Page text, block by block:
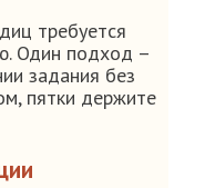
требуется
Один подход –
задания без
пятки держите